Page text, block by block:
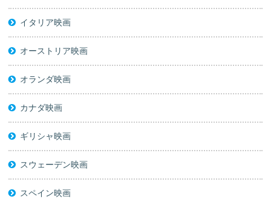
イタリア映画
オーストリア映画
オランダ映画
カナダ映画
ギリシャ映画
スウェーデン映画
スペイン映画